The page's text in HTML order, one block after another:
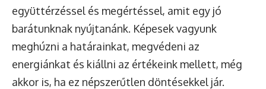
együttérzéssel és megértéssel, amit egy jó
barátunknak nyújtanánk. Képesek vagyunk
meghúzni a határainkat, megvédeni az
energiánkat és kiállni az értékeink mellett, még
akkor is, ha ez népszerűtlen döntésekkel jár.